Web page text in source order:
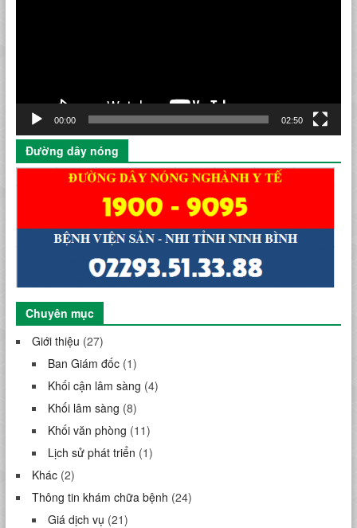
00:00 02:50
Đường dây nóng
Chuyên mục
Giới thiệu (27)
Ban Giám đốc(1)
Khối cận lâm sàng (4)
Khối lâm sàng (8)
Khối văn phòng (11)
Lịch sử phát triển (1)
Khác(2)
Thông tin khám chữa bệnh (24)
Giá dịch vụ (21)